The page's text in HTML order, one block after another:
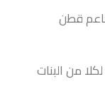
قطن
من البنات